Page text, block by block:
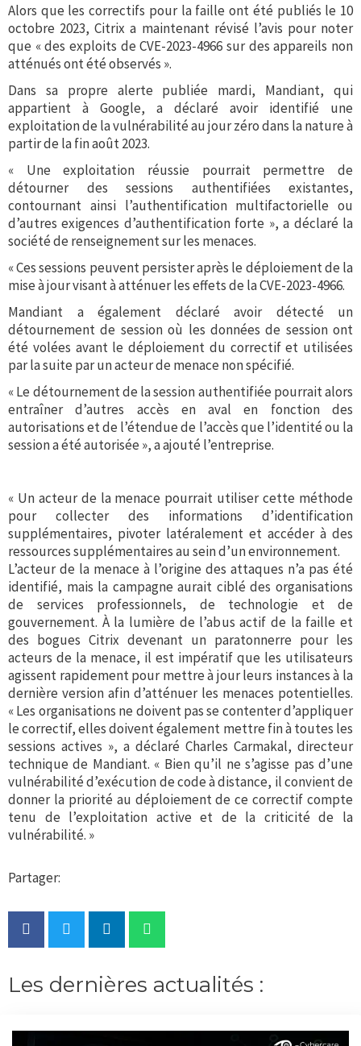
Alors que les correctifs pour la faille ont été publiés le 10
octobre 2023, Citrix a maintenant révisé l’avis pour noter
que « des exploits de CVE-2023-4966 sur des appareils non
atténués ont été observés ».
Dans sa propre alerte publiée mardi, Mandiant, qui
appartient à Google, a déclaré avoir identifié une
exploitation de la vulnérabilité au jour zéro dans la nature à
partir de la fin août 2023.
« Une exploitation réussie pourrait permettre de
détourner des sessions authentifiées existantes,
contournant ainsi l’authentification multifactorielle ou
d’autres exigences d’authentification forte », a déclaré la
société de renseignement sur les menaces.
« Ces sessions peuvent persister après le déploiement de la
mise à jour visant à atténuer les effets de la CVE-2023-4966.
Mandiant a également déclaré avoir détecté un
détournement de session où les données de session ont
été volées avant le déploiement du correctif et utilisées
par la suite par un acteur de menace non spécifié.
« Le détournement de la session authentifiée pourrait alors
entraîner d’autres accès en aval en fonction des
autorisations et de l’étendue de l’accès que l’identité ou la
session a été autorisée », a ajouté l’entreprise.
« Un acteur de la menace pourrait utiliser cette méthode
pour collecter des informations d’identification
supplémentaires, pivoter latéralement et accéder à des
ressources supplémentaires au sein d’un environnement.
L’acteur de la menace à l’origine des attaques n’a pas été
identifié, mais la campagne aurait ciblé des organisations
de services professionnels, de technologie et de
gouvernement. À la lumière de l’abus actif de la faille et
des bogues Citrix devenant un paratonnerre pour les
acteurs de la menace, il est impératif que les utilisateurs
agissent rapidement pour mettre à jour leurs instances à la
dernière version afin d’atténuer les menaces potentielles.
« Les organisations ne doivent pas se contenter d’appliquer
le correctif, elles doivent également mettre fin à toutes les
sessions actives », a déclaré Charles Carmakal, directeur
technique de Mandiant. « Bien qu’il ne s’agisse pas d’une
vulnérabilité d’exécution de code à distance, il convient de
donner la priorité au déploiement de ce correctif compte
tenu de l’exploitation active et de la criticité de la
vulnérabilité. »
Partager:
Les dernières actualités :